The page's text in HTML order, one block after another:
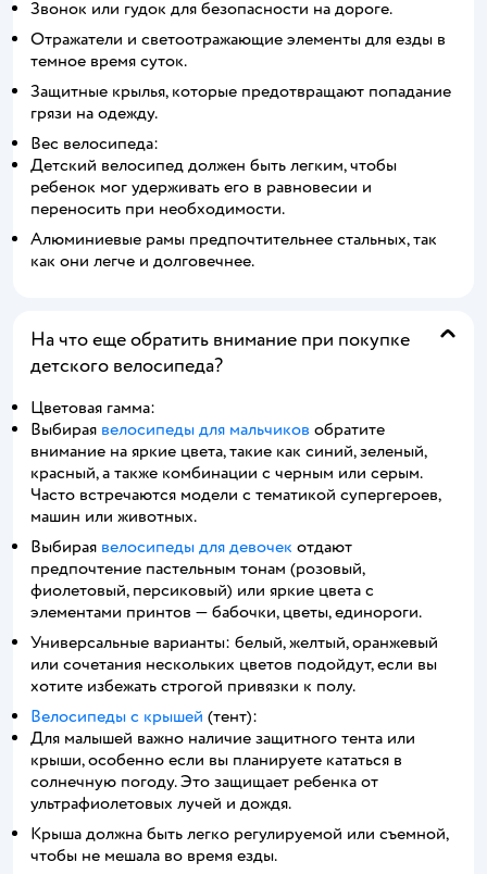
Звонок или гудок для безопасности на дороге.
Отражатели и светоотражающие элементы для езды в
темное время суток.
Защитные крылья, которые предотвращают попадание
грязи на одежду.
Вес велосипеда:
Детский велосипед должен быть легким, чтобы
ребенок мог удерживать его в равновесии и
переносить при необходимости.
Алюминиевые рамы предпочтительнее стальных, так
как они легче и долговечнее.
На что еще обратить внимание при покупке
детского велосипеда?
Цветовая гамма:
Выбирая велосипеды для мальчиков обратите
внимание на яркие цвета, такие как синий, зеленый,
красный, а также комбинации с черным или серым.
Часто встречаются модели с тематикой супергероев,
машин или животных.
Выбирая велосипеды для девочек отдают
предпочтение пастельным тонам (розовый,
фиолетовый, персиковый) или яркие цвета с
элементами принтов — бабочки, цветы, единороги.
Универсальные варианты: белый, желтый, оранжевый
или сочетания нескольких цветов подойдут, если вы
хотите избежать строгой привязки к полу.
Велосипеды с крышей (тент):
Для малышей важно наличие защитного тента или
крыши, особенно если вы планируете кататься в
солнечную погоду. Это защищает ребенка от
ультрафиолетовых лучей и дождя.
Крыша должна быть легко регулируемой или съемной,
чтобы не мешала во время езды.